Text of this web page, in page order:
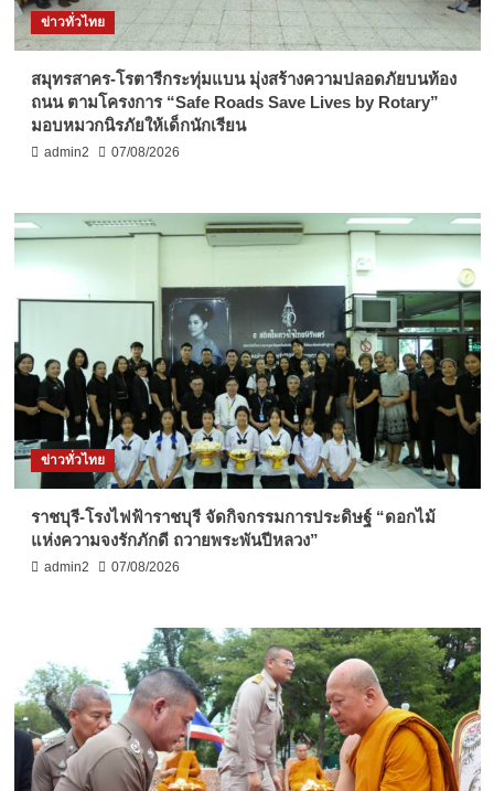
ข่าวทั่วไทย
สมุทรสาคร-โรตารีกระทุ่มแบน มุ่งสร้างความปลอดภัยบนท้อง
ถนน ตามโครงการ “Safe Roads Save Lives by Rotary”
มอบหมวกนิรภัยให้เด็กนักเรียน
admin2 07/08/2026
ข่าวทั่วไทย
ราชบุรี-โรงไฟฟ้าราชบุรี จัดกิจกรรมการประดิษฐ์ “ดอกไม้
แห่งความจงรักภักดี ถวายพระพันปีหลวง”
admin2 07/08/2026